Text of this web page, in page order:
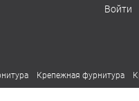
Войти
Крепежная фурнитура